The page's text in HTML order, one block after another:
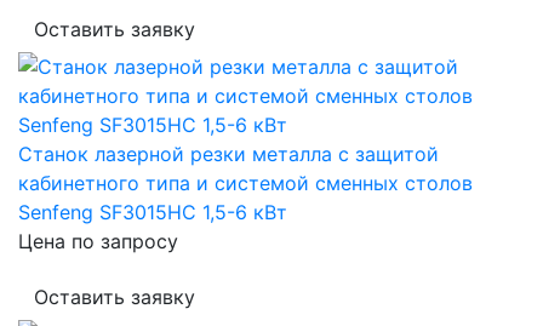
Оставить заявку
Станок лазерной резки металла с защитой
кабинетного типа и системой сменных столов
Senfeng SF3015HC 1,5-6 кВт
Цена по запросу
Оставить заявку